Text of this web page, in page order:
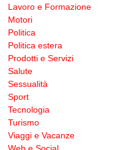
Lavoro e Formazione
Motori
Politica
Politica estera
Prodotti e Servizi
Salute
Sessualità
Sport
Tecnologia
Turismo
Viaggi e Vacanze